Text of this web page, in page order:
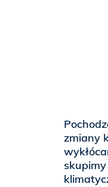
zmiany